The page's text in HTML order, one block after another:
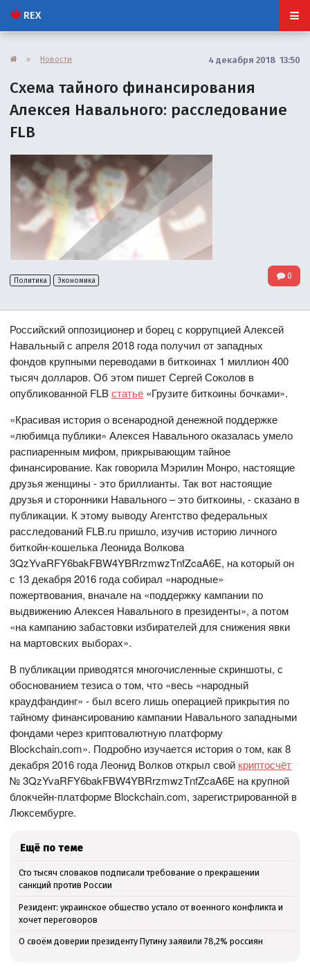
REX
» Новости 4 декабря 2018 13:50
Схема тайного финансирования
Алексея Навального: расследование
FLB
Политика Экономика 0
Российский оппозиционер и борец с коррупцией Алексей
Навальный с апреля 2018 года получил от западных
фондов крупными переводами в биткоинах 1 миллион 400
тысяч долларов. Об этом пишет Сергей Соколов в
опубликованной FLBстатье «Грузите биткоины бочками».
«Красивая история о всенародной денежной поддержке
«любимца публики» Алексея Навального оказалась умело
распиаренным мифом, прикрывающим тайное
финансирование. Как говорила Мэрилин Монро, настоящие
друзья женщины - это бриллианты. Так вот настоящие
друзья и сторонники Навального – это биткоины, - сказано в
публикации. К этому выводу Агентство федеральных
расследований FLB.ru пришло, изучив историю личного
биткойн-кошелька Леонида Волкова
3QzYvaRFY6bakFBW4YBRrzmwzTnfZcaA6E, на который он
с 13 декабря 2016 года собирал «народные»
пожертвования, вначале на «поддержку кампании по
выдвижению Алексея Навального в президенты», а потом
«на кампанию забастовки избирателей для снижения явки
на мартовских выборах».
В публикации приводятся многочисленные скриншоты, с
обоснованием тезиса о том, что «весь «народный
краудфандинг» - был всего лишь операцией прикрытия по
тайному финансированию кампании Навального западными
фондами через криптовалютную платформу
Blockchain.com». Подробно изучается история о том, как 8
декабря 2016 года Леонид Волков открыл свой криптосчёт
№ 3QzYvaRFY6bakFBW4YBRrzmwzTnfZcaA6E на крупной
блокчейн-платформе Blockchain.com, зарегистрированной в
Люксембурге.
Ещё по теме
Сто тысяч словаков подписали требование о прекращении
санкций против России
Резидент: украинское общество устало от военного конфликта и
хочет переговоров
О своём доверии президенту Путину заявили 78,2% россиян